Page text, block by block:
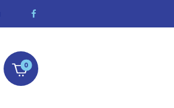
0